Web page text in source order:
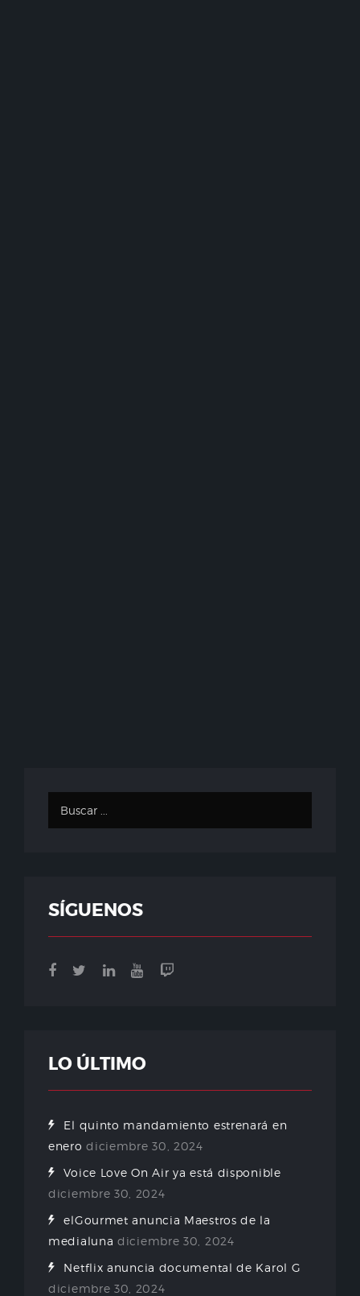
SÍGUENOS
LO ÚLTIMO
El quinto mandamiento estrenará en
enero diciembre 30, 2024
Voice Love On Air ya está disponible
diciembre 30, 2024
elGourmet anuncia Maestros de la
medialuna diciembre 30, 2024
Netflix anuncia documental de Karol G
diciembre 30, 2024